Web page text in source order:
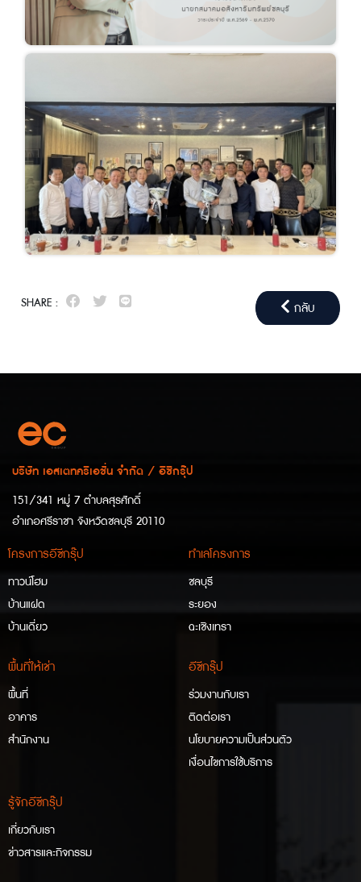
SHARE : กลับ
บริษัท เอสเตทครีเอชั่น จำกัด / อีซีกรุ๊ป
151/341 หมู่ 7 ตำบลสุรศักดิ์
อำเภอศรีราชา จังหวัดชลบุรี 20110
โครงการอีซีกรุ๊ป
ทาวน์โฮม
บ้านแฝด
บ้านเดี่ยว
ทำเลโครงการ
ชลบุรี
ระยอง
ฉะเชิงเทรา
พื้นที่ให้เช่า
พื้นที่
อาคาร
สำนักงาน
อีซีกรุ๊ป
ร่วมงานกับเรา
ติดต่อเรา
นโยบายความเป็นส่วนตัว
เงื่อนไขการใช้บริการ
รู้จักอีซีกรุ๊ป
เกี่ยวกับเรา
ข่าวสารและกิจกรรม